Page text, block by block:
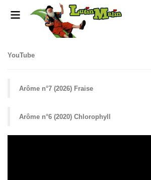
YouTube
Arôme n°7 (2026) Fraise
Arôme n°6 (2020) Chlorophyll